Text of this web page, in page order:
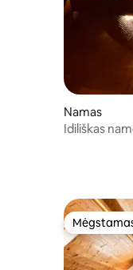
Namas
Idiliškas